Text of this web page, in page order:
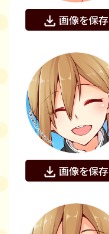
画像を保存
画像を保存